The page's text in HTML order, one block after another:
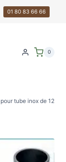
01 80 83 66 66
0
tube inox de 12